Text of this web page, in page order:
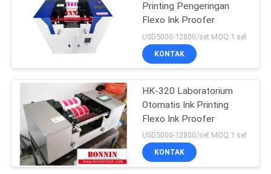
Printing Pengeringan
Flexo Ink Proofer
USD5000-12800/set MOQ:1 set
KONTAK
HK-320 Laboratorium
Otomatis Ink Printing
Flexo Ink Proofer
USD5000-12800/set MOQ:1 set
KONTAK